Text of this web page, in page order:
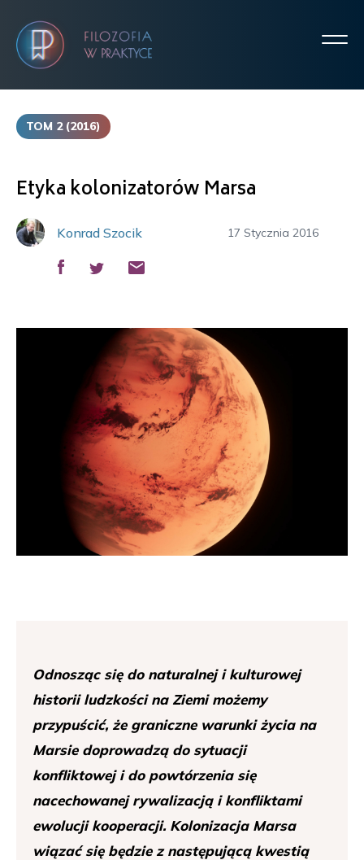
TOM 2 (2016)
Etyka kolonizatorów Marsa
Konrad Szocik 17 Stycznia 2016
Odnosząc się do naturalnej i kulturowej
historii ludzkości na Ziemi możemy
przypuścić, że graniczne warunki życia na
Marsie doprowadzą do sytuacji
konfliktowej i do powtórzenia się
nacechowanej rywalizacją i konfliktami
ewolucji kooperacji. Kolonizacja Marsa
wiązać się będzie z następującą kwestią